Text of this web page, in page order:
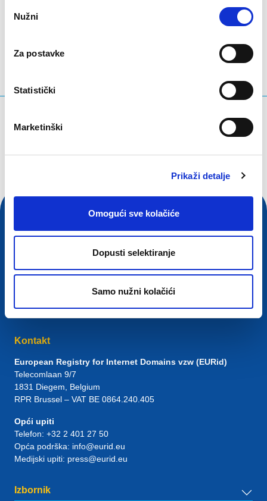
pristanka
Nužni
Za postavke
Statistički
Marketinški
Prikaži detalje
Omogući sve kolačiće
Dopusti selektiranje
Samo nužni kolačići
podijeli putem
Kontakt
European Registry for Internet Domains vzw (EURid)
Telecomlaan 9/7
1831 Diegem , Belgium
RPR Brussel – VAT BE 0864.240.405
Opći upiti
Telefon: +32 2 401 27 50
Opća podrška: info@eurid.eu
Medijski upiti: press@eurid.eu
Izbornik